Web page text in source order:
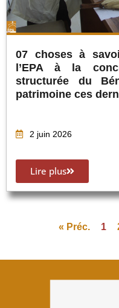
07 choses à
l’EPA à la
structurée du
patrimoine ces
2 juin 2026
Lire plus
« Préc. 1